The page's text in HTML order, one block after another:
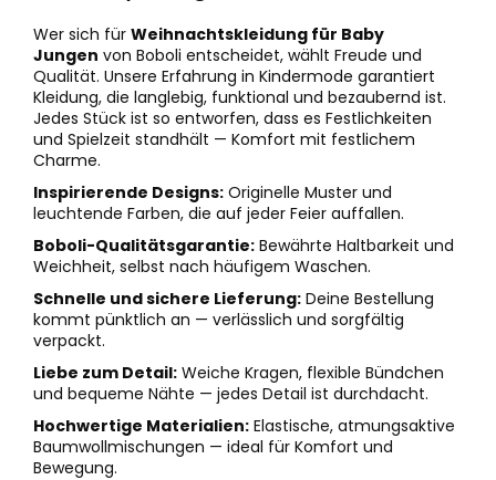
Wer sich für Weihnachtskleidung für Baby
Jungen von Boboli entscheidet, wählt Freude und
Qualität. Unsere Erfahrung in Kindermode garantiert
Kleidung, die langlebig, funktional und bezaubernd ist.
Jedes Stück ist so entworfen, dass es Festlichkeiten
und Spielzeit standhält — Komfort mit festlichem
Charme.
Inspirierende Designs: Originelle Muster und
leuchtende Farben, die auf jeder Feier auffallen.
Boboli-Qualitätsgarantie: Bewährte Haltbarkeit und
Weichheit, selbst nach häufigem Waschen.
Schnelle und sichere Lieferung: Deine Bestellung
kommt pünktlich an — verlässlich und sorgfältig
verpackt.
Liebe zum Detail: Weiche Kragen, flexible Bündchen
und bequeme Nähte — jedes Detail ist durchdacht.
Hochwertige Materialien: Elastische, atmungsaktive
Baumwollmischungen — ideal für Komfort und
Bewegung.